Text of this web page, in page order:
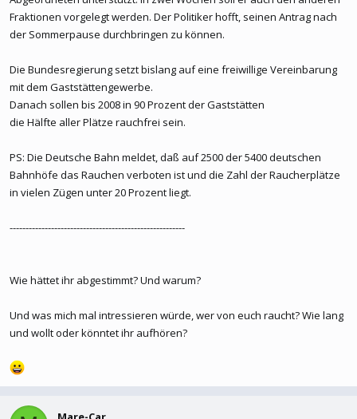
Fraktionen vorgelegt werden. Der Politiker hofft, seinen Antrag nach
der Sommerpause durchbringen zu können.
Die Bundesregierung setzt bislang auf eine freiwillige Vereinbarung
mit dem Gaststättengewerbe.
Danach sollen bis 2008 in 90 Prozent der Gaststätten
die Hälfte aller Plätze rauchfrei sein.
PS: Die Deutsche Bahn meldet, daß auf 2500 der 5400 deutschen
Bahnhöfe das Rauchen verboten ist und die Zahl der Raucherplätze
in vielen Zügen unter 20 Prozent liegt.
-------------------------------------------------------
Wie hättet ihr abgestimmt? Und warum?
Und was mich mal intressieren würde, wer von euch raucht? Wie lang
und wollt oder könntet ihr aufhören?